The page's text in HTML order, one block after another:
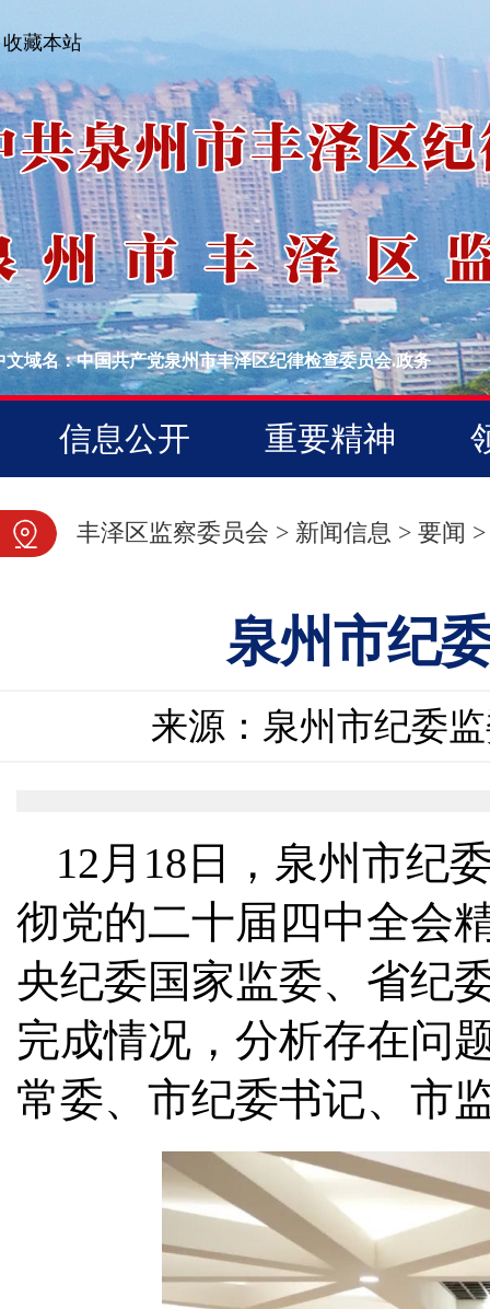
收藏本站
文域名：中国共产党泉州市丰泽区纪律检查委员会.政务
信息公开 重要精神
图片新闻
丰泽区监察委员会 > 新闻信息 > 要闻 >
泉州市纪
来源：泉州市纪委
12月18日，泉州市纪
彻党的二十届四中全会
央纪委国家监委、省纪
完成情况，分析存在问
常委、市纪委书记、市